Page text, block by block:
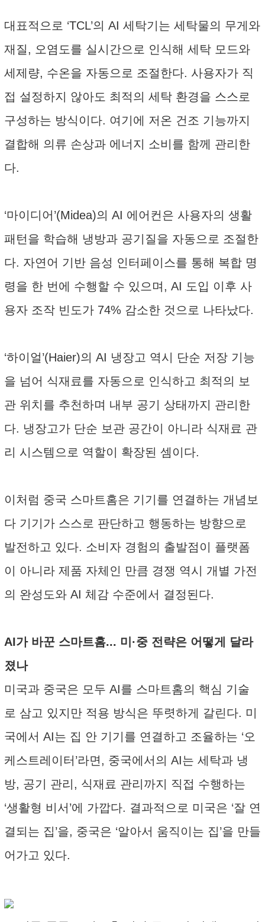
대표적으로 ‘TCL’의 AI 세탁기는 세탁물의 무게와
재질, 오염도를 실시간으로 인식해 세탁 모드와
세제량, 수온을 자동으로 조절한다. 사용자가 직
접 설정하지 않아도 최적의 세탁 환경을 스스로
구성하는 방식이다. 여기에 저온 건조 기능까지
결합해 의류 손상과 에너지 소비를 함께 관리한
다.
‘마이디어’(Midea)의 AI 에어컨은 사용자의 생활
패턴을 학습해 냉방과 공기질을 자동으로 조절한
다. 자연어 기반 음성 인터페이스를 통해 복합 명
령을 한 번에 수행할 수 있으며, AI 도입 이후 사
용자 조작 빈도가 74% 감소한 것으로 나타났다.
‘하이얼’(Haier)의 AI 냉장고 역시 단순 저장 기능
을 넘어 식재료를 자동으로 인식하고 최적의 보
관 위치를 추천하며 내부 공기 상태까지 관리한
다. 냉장고가 단순 보관 공간이 아니라 식재료 관
리 시스템으로 역할이 확장된 셈이다.
이처럼 중국 스마트홈은 기기를 연결하는 개념보
다 기기가 스스로 판단하고 행동하는 방향으로
발전하고 있다. 소비자 경험의 출발점이 플랫폼
이 아니라 제품 자체인 만큼 경쟁 역시 개별 가전
의 완성도와 AI 체감 수준에서 결정된다.
AI가 바꾼 스마트홈... 미·중 전략은 어떻게 달라
졌나
미국과 중국은 모두 AI를 스마트홈의 핵심 기술
로 삼고 있지만 적용 방식은 뚜렷하게 갈린다. 미
국에서 AI는 집 안 기기를 연결하고 조율하는 ‘오
케스트레이터’라면, 중국에서의 AI는 세탁과 냉
방, 공기 관리, 식재료 관리까지 직접 수행하는
‘생활형 비서’에 가깝다. 결과적으로 미국은 ‘잘 연
결되는 집’을, 중국은 ‘알아서 움직이는 집’을 만들
어가고 있다.